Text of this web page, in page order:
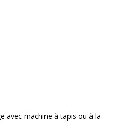
avec machine à tapis ou à la